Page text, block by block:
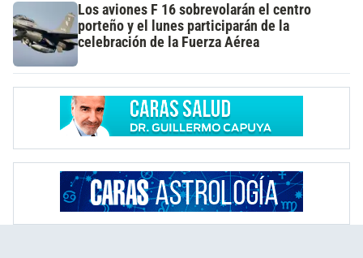
Los aviones F 16 sobrevolarán el centro
porteño y el lunes participarán de la
celebración de la Fuerza Aérea